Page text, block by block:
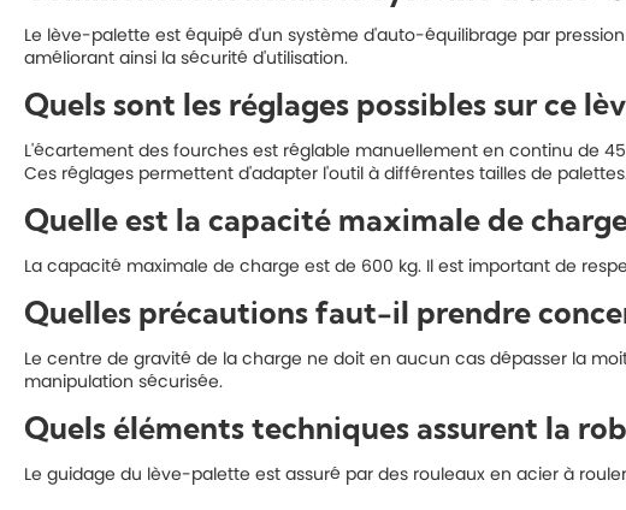
Le lève-palette est équipé d'un système d'auto-équilibrage par
améliorant ainsi la sécurité d'utilisation.
Quels sont les réglages possibles sur ce
L'écartement des fourches est réglable manuellement en continu de
Ces réglages permettent d'adapter l'outil à différentes tailles de
Quelle est la capacité maximale de
La capacité maximale de charge est de 600 kg. Il est important de
Quelles précautions faut-il prendre
Le centre de gravité de la charge ne doit en aucun cas dépasser la
manipulation sécurisée.
Quels éléments techniques assurent la
Le guidage du lève-palette est assuré par des rouleaux en acier à